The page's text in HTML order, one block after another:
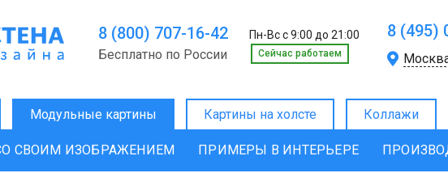
8 (800) 707-16-42 Пн-Вс с 9:00 до 21:00
Бесплатно по России Cейчас работаем
8 (495)
Модульные картины Картины на холсте Коллажи
СВОИМ ИЗОБРАЖЕНИЕМ ПРИМЕРЫ В ИНТЕРЬЕРЕ